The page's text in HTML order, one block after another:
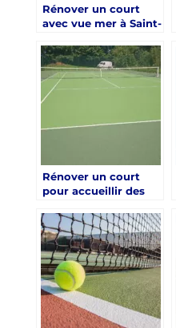
Rénover un court
avec vue mer à Saint-
précautions prises
par Service Tennis
Rénover un court
pour accueillir des
Saint-Tropez